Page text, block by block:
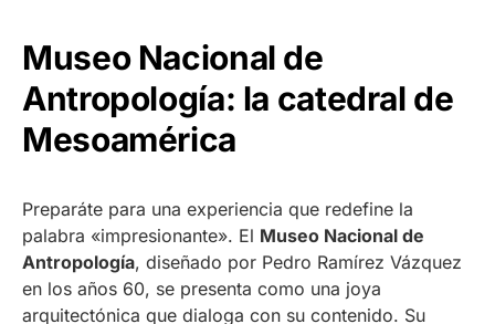
Museo Nacional de
Antropología: la catedral de
Mesoamérica
Preparáte para una experiencia que redefine la
palabra «impresionante». El Museo Nacional de
Antropología, diseñado por Pedro Ramírez Vázquez
en los años 60, se presenta como una joya
arquitectónica que dialoga con su contenido. Su